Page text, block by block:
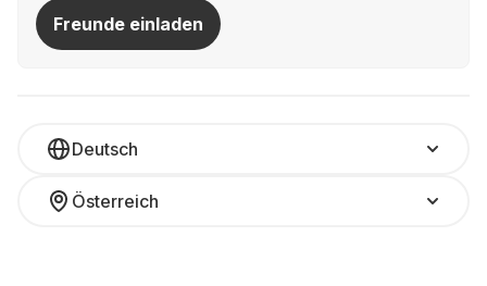
Freunde einladen
Deutsch
Österreich